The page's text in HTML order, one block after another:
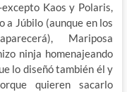
Kaos y Polaris,
a Júbilo (aunque en los
Mariposa
ninja homenajeando
lo diseñó también él y
quieren sacarlo